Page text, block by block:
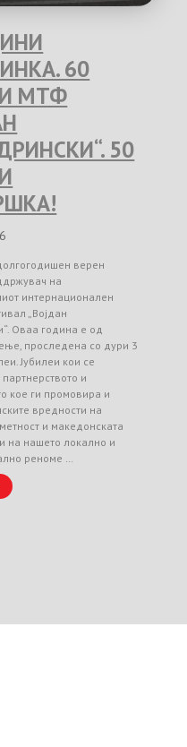
60
МТФ
50
верен
на
интернационален
„Војдан
Оваа година е од
проследена со дури 3
Јубилеи кои се
и
кое ги промовира и
вредности на
и македонската
на нашето локално и
реноме …